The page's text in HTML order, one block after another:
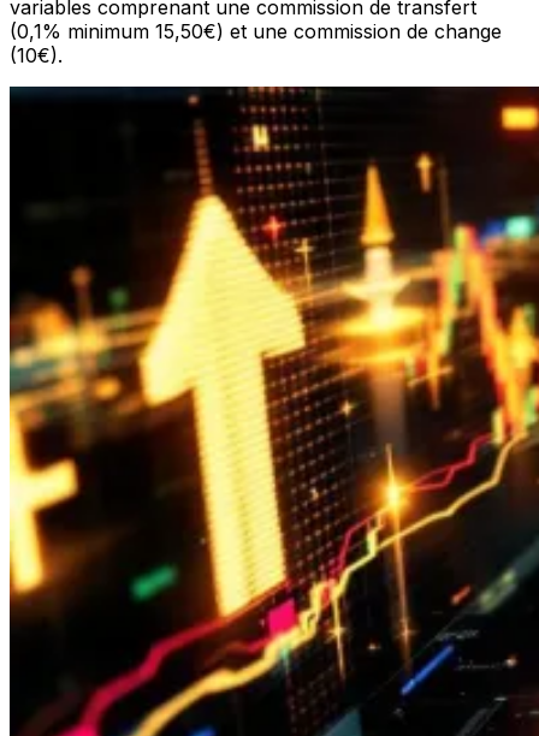
variables comprenant une commission de transfert
(0,1% minimum 15,50€) et une commission de change
(10€).